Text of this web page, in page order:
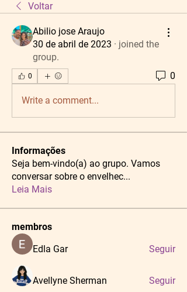
Voltar
Abilio jose Araujo
30 de abril de 2023 · joined the
group.
0 0
Write a comment...
Informações
Seja bem-vindo(a) ao grupo. Vamos
conversar sobre o envelhec...
Leia Mais
membros
Edla Gar
Seguir
Avellyne Sherman Seguir